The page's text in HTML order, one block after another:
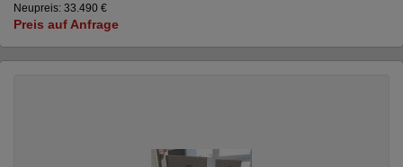
Neupreis: 33.490 €
Preis auf Anfrage